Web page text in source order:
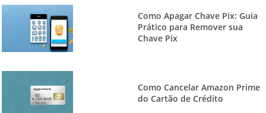
Como Apagar Chave Pix: Guia
Prático para Remover sua
Chave Pix
Como Cancelar Amazon Prime
do Cartão de Crédito